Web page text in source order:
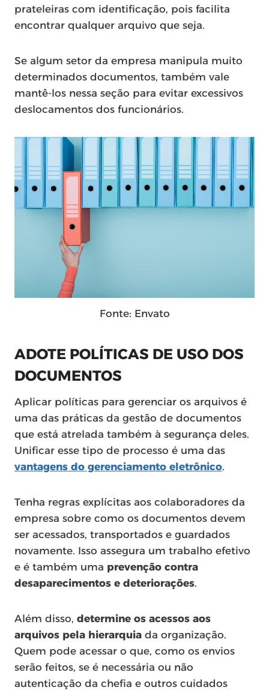
prateleiras com identificação, pois facilita
encontrar qualquer arquivo que seja.
Se algum setor da empresa manipula muito
determinados documentos, também vale
mantê-los nessa seção para evitar excessivos
deslocamentos dos funcionários.
Fonte: Envato
ADOTE POLÍTICAS DE USO DOS
DOCUMENTOS
Aplicar políticas para gerenciar os arquivos é
uma das práticas da gestão de documentos
que está atrelada também à segurança deles.
Unificar esse tipo de processo é uma das
vantagens do gerenciamento eletrônico.
Tenha regras explícitas aos colaboradores da
empresa sobre como os documentos devem
ser acessados, transportados e guardados
novamente. Isso assegura um trabalho efetivo
e é também uma prevenção contra
desaparecimentos e deteriorações.
Além disso, determine os acessos aos
arquivos pela hierarquia da organização.
Quem pode acessar o que, como os envios
serão feitos, se é necessária ou não
autenticação da chefia e outros cuidados